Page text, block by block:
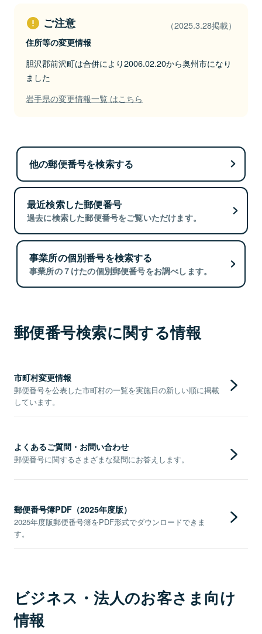
ご注意 （2025.3.28掲載）
住所等の変更情報
胆沢郡前沢町は合併により2006.02.20から奥州市になり
ました
岩手県の変更情報一覧 はこちら
他の郵便番号を検索する
最近検索した郵便番号
過去に検索した郵便番号をご覧いただけます。
事業所の個別番号を検索する
事業所の７けたの個別郵便番号をお調べします。
郵便番号検索に関する情報
市町村変更情報
郵便番号を公表した市町村の一覧を実施日の新しい順に掲載
しています。
よくあるご質問・お問い合わせ
郵便番号に関するさまざまな疑問にお答えします。
郵便番号簿PDF（2025年度版）
2025年度版郵便番号簿をPDF形式でダウンロードできま
す。
ビジネス・法人のお客さま向け
情報